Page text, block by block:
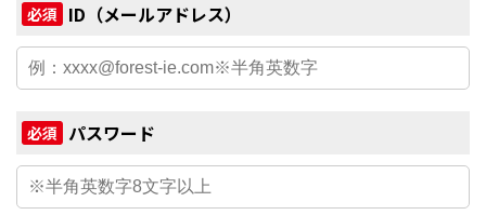
必須 ID（メールアドレス）
必須 パスワード